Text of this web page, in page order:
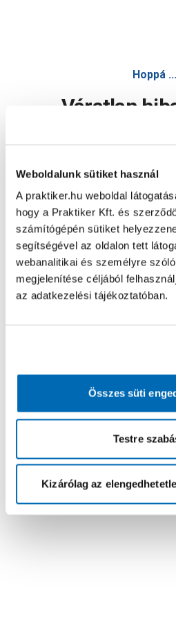
Weboldalunk sütiket használ
A praktiker.hu weboldal
hogy a Praktiker Kft. és
számítógépén sütiket
segítségével az oldalon tett
webanalitikai és személyre
megjelenítése céljából
az adatkezelési tájékoztatóban.
Összes süti
Testre
Kizárólag az
Hoppá ...
Váratlan
Oldal